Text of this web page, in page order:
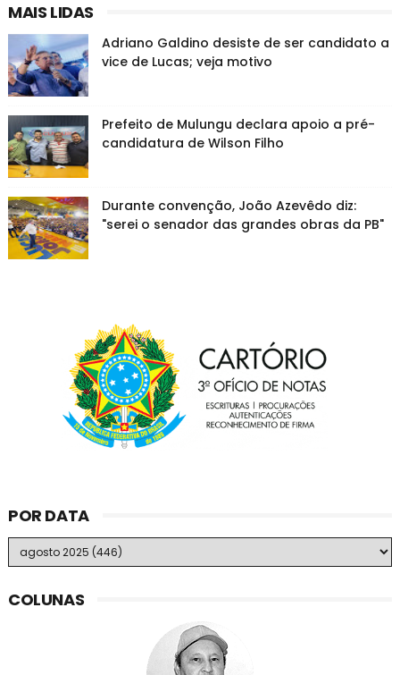
MAIS LIDAS
Adriano Galdino desiste de ser candidato a
vice de Lucas; veja motivo
Prefeito de Mulungu declara apoio a pré-
candidatura de Wilson Filho
Durante convenção, João Azevêdo diz:
"serei o senador das grandes obras da PB"
POR DATA
COLUNAS